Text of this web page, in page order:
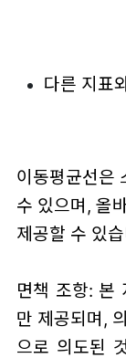
다른 지표
이동평균선은
수 있으며, 올
제공할 수 있
면책 조항: 본
만 제공되며,
으로 의도된